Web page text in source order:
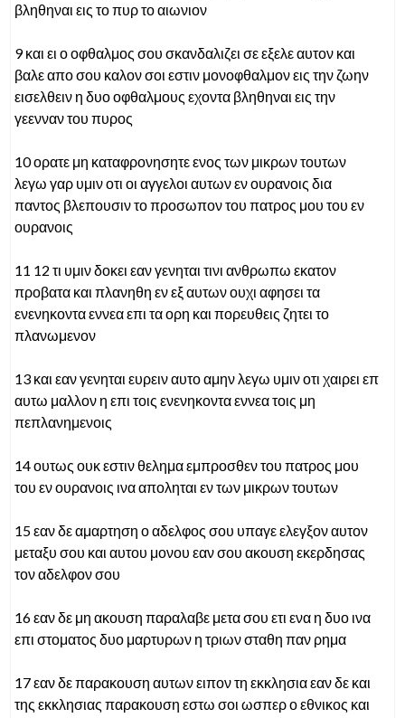
βληθηναι εις το πυρ το αιωνιον
9 και ει ο οφθαλμος σου σκανδαλιζει σε εξελε αυτον και
βαλε απο σου καλον σοι εστιν μονοφθαλμον εις την ζωην
εισελθειν η δυο οφθαλμους εχοντα βληθηναι εις την
γεενναν του πυρος
10 ορατε μη καταφρονησητε ενος των μικρων τουτων
λεγω γαρ υμιν οτι οι αγγελοι αυτων εν ουρανοις δια
παντος βλεπουσιν το προσωπον του πατρος μου του εν
ουρανοις
11 12 τι υμιν δοκει εαν γενηται τινι ανθρωπω εκατον
προβατα και πλανηθη εν εξ αυτων ουχι αφησει τα
ενενηκοντα εννεα επι τα ορη και πορευθεις ζητει το
πλανωμενον
13 και εαν γενηται ευρειν αυτο αμην λεγω υμιν οτι χαιρει επ
αυτω μαλλον η επι τοις ενενηκοντα εννεα τοις μη
πεπλανημενοις
14 ουτως ουκ εστιν θελημα εμπροσθεν του πατρος μου
του εν ουρανοις ινα αποληται εν των μικρων τουτων
15 εαν δε αμαρτηση ο αδελφος σου υπαγε ελεγξον αυτον
μεταξυ σου και αυτου μονου εαν σου ακουση εκερδησας
τον αδελφον σου
16 εαν δε μη ακουση παραλαβε μετα σου ετι ενα η δυο ινα
επι στοματος δυο μαρτυρων η τριων σταθη παν ρημα
17 εαν δε παρακουση αυτων ειπον τη εκκλησια εαν δε και
της εκκλησιας παρακουση εστω σοι ωσπερ ο εθνικος και